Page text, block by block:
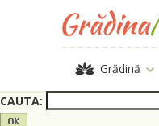
Grădină
CAUTA: